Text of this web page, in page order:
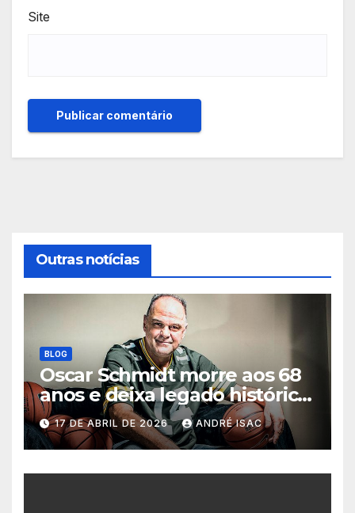
Site
Outras notícias
BLOG
Oscar Schmidt morre aos 68
anos e deixa legado histórico
no basquete mundial
17 DE ABRIL DE 2026 ANDRÉ ISAC